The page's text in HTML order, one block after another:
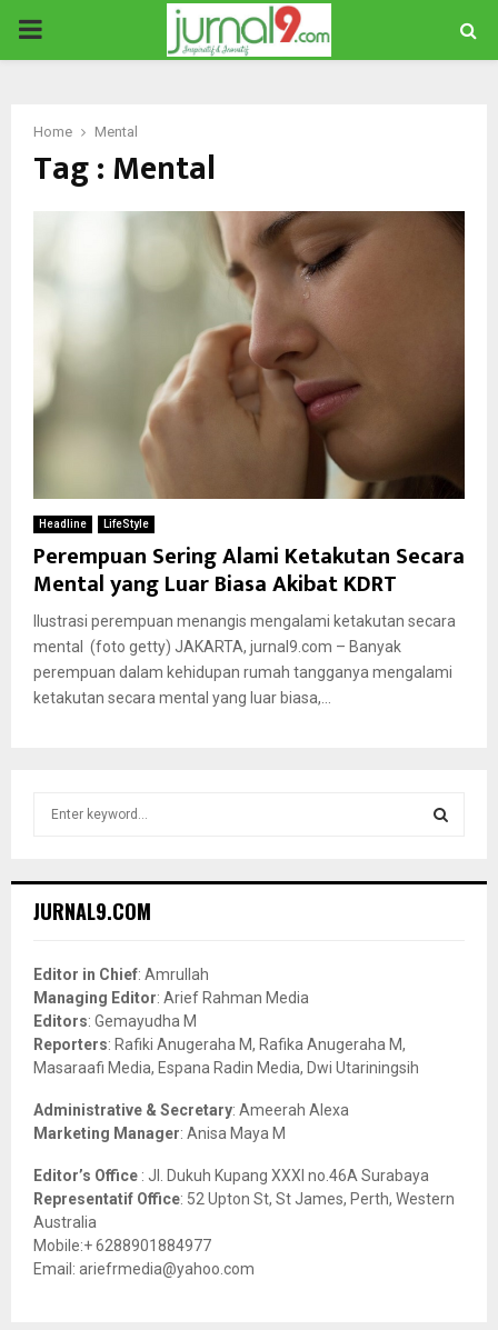
PRIMARY
Home Mental
Tag : Mental
Headline LifeStyle
Perempuan Sering Alami Ketakutan Secara
Mental yang Luar Biasa Akibat KDRT
Ilustrasi perempuan menangis mengalami ketakutan secara
mental (foto getty) JAKARTA, jurnal9.com – Banyak
perempuan dalam kehidupan rumah tangganya mengalami
ketakutan secara mental yang luar biasa,...
h
o
r
:
JURNAL9.COM
Editor in Chief: Amrullah
Managing Editor: Arief Rahman Media
Editors: Gemayudha M
Reporters: Rafiki Anugeraha M, Rafika Anugeraha M,
Masaraafi Media, Espana Radin Media, Dwi Utariningsih
Administrative & Secretary: Ameerah Alexa
Marketing Manager: Anisa Maya M
Editor’s Office : Jl. Dukuh Kupang XXXI no.46A Surabaya
Representatif Office: 52 Upton St, St James, Perth, Western
Australia
Mobile:+ 6288901884977
Email: ariefrmedia@yahoo.com